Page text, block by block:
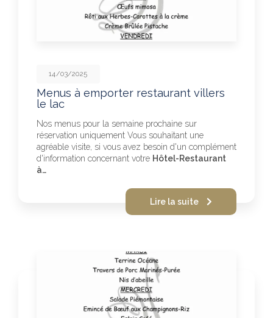
14/03/2025
Menus à emporter restaurant villers
le lac
Nos menus pour la semaine prochaine sur
réservation uniquement Vous souhaitant une
agréable visite, si vous avez besoin d'un complément
d'information concernant votre Hôtel-Restaurant
à…
Lire la suite